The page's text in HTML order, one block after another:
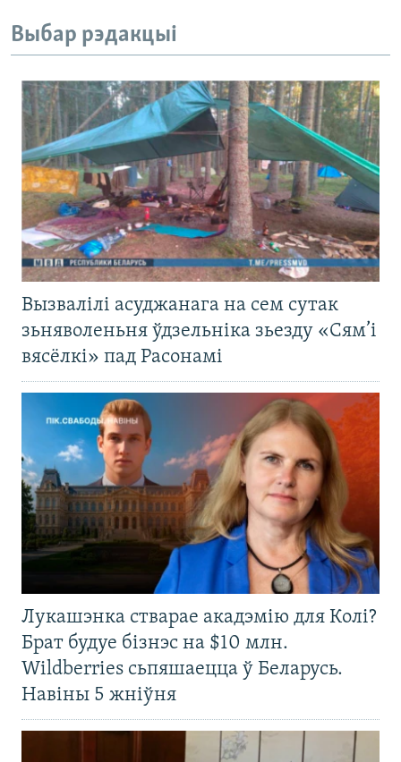
Выбар рэдакцыі
Вызвалілі асуджанага на сем сутак
зьняволеньня ўдзельніка зьезду «Сям’і
вясёлкі» пад Расонамі
Лукашэнка стварае акадэмію для Колі?
Брат будуе бізнэс на $10 млн.
Wildberries сьпяшаецца ў Беларусь.
Навіны 5 жніўня